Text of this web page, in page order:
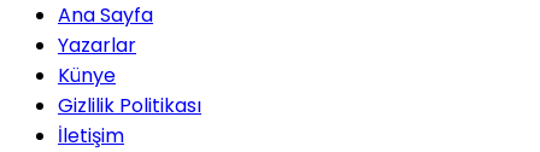
Ana Sayfa
Yazarlar
Künye
Gizlilik Politikası
İletişim